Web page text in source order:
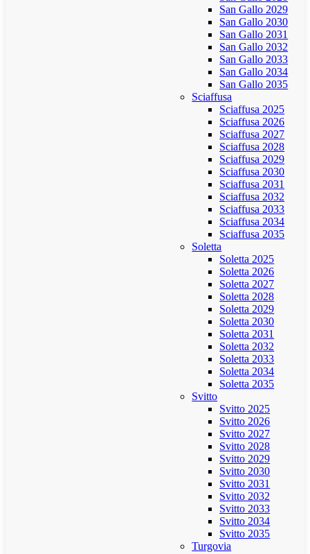
San Gallo 2029
San Gallo 2030
San Gallo 2031
San Gallo 2032
San Gallo 2033
San Gallo 2034
San Gallo 2035
Sciaffusa
Sciaffusa 2025
Sciaffusa 2026
Sciaffusa 2027
Sciaffusa 2028
Sciaffusa 2029
Sciaffusa 2030
Sciaffusa 2031
Sciaffusa 2032
Sciaffusa 2033
Sciaffusa 2034
Sciaffusa 2035
Soletta
Soletta 2025
Soletta 2026
Soletta 2027
Soletta 2028
Soletta 2029
Soletta 2030
Soletta 2031
Soletta 2032
Soletta 2033
Soletta 2034
Soletta 2035
Svitto
Svitto 2025
Svitto 2026
Svitto 2027
Svitto 2028
Svitto 2029
Svitto 2030
Svitto 2031
Svitto 2032
Svitto 2033
Svitto 2034
Svitto 2035
Turgovia